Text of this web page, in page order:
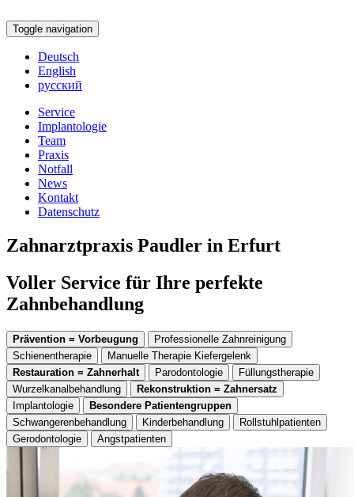
Toggle navigation
Deutsch
English
русский
Service
Implantologie
Team
Praxis
Notfall
News
Kontakt
Datenschutz
Zahnarztpraxis Paudler in Erfurt
Voller Service für Ihre perfekte
Zahnbehandlung
Prävention = Vorbeugung
Professionelle Zahnreinigung
Schienentherapie
Manuelle Therapie Kiefergelenk
Restauration = Zahnerhalt
Parodontologie
Füllungstherapie
Wurzelkanalbehandlung
Rekonstruktion = Zahnersatz
Implantologie
Besondere Patientengruppen
Schwangerenbehandlung
Kinderbehandlung
Rollstuhlpatienten
Gerodontologie
Angstpatienten